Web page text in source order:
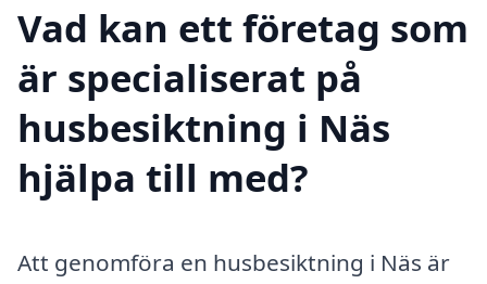
Vad kan ett företag som
är specialiserat på
husbesiktning i Näs
hjälpa till med?
Att genomföra en husbesiktning i Näs är